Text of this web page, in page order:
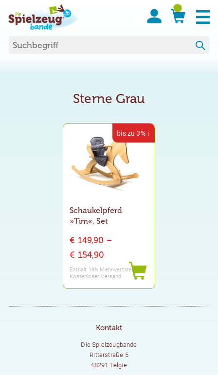
Sterne Grau
bis zu 3% ↓
Schaukelpferd
»Tim«, Set
€ 149,90 –
€ 154,90
€ 149,90
Enthält 19% Mehrwertsteuer
Kostenloser Versand
Kontakt
Die Spielzeugbande
Ritterstraße 5
48291 Telgte